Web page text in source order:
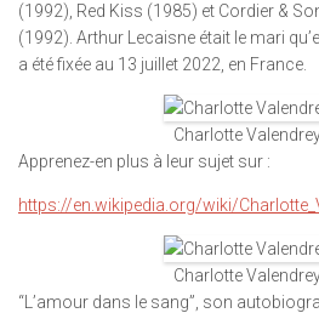
(1992), Red Kiss (1985) et Cordier &
(1992). Arthur Lecaisne était le mari
a été fixée au 13 juillet 2022, en France.
Charlotte
Apprenez-en plus à leur sujet sur :
https://en.wikipedia.org/wiki/
Charlotte
“L’amour dans le sang”, son